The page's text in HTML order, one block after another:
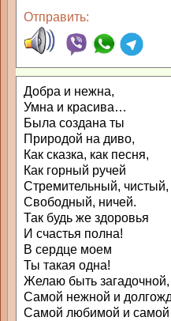
Отправить:
Добра и нежна,
Умна и красива…
Была создана ты
Природой на диво,
Как сказка, как песня,
Как горный ручей
Стремительный, чистый,
Свободный, ничей.
Так будь же здоровья
И счастья полна!
В сердце моем
Ты такая одна!
Желаю быть
Самой нежной и
Самой любимой и самой